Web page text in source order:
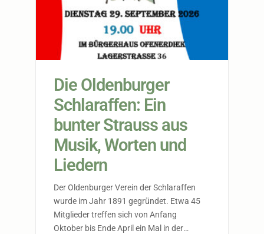
Die Oldenburger
Schlaraffen: Ein
bunter Strauss aus
Musik, Worten und
Liedern
Der Oldenburger Verein der Schlaraffen
wurde im Jahr 1891 gegründet. Etwa 45
Mitglieder treffen sich von Anfang
Oktober bis Ende April ein Mal in der